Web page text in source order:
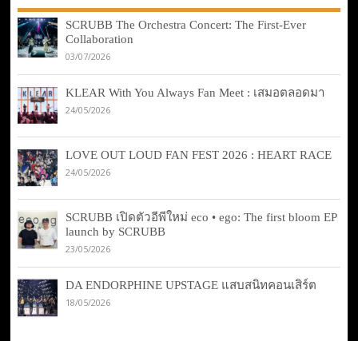
SCRUBB The Orchestra Concert: The First-Ever
Collaboration
03/07/2026
KLEAR With You Always Fan Meet : เสมอตลอดมา
24/05/2026
LOVE OUT LOUD FAN FEST 2026 : HEART RACE
24/05/2026
SCRUBB เปิดตัวอีพีใหม่ eco • ego: The first bloom EP
launch by SCRUBB
23/05/2026
DA ENDORPHINE UPSTAGE แสบสนิทคอนเสิร์ต
18/05/2026